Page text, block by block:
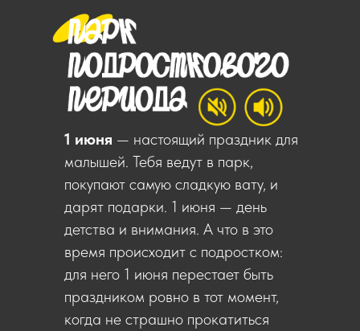
1 июня — настоящий праздник для
малышей. Тебя ведут в парк,
покупают самую сладкую вату, и
дарят подарки. 1 июня — день
детства и внимания. А что в это
время происходит с подростком:
для него 1 июня перестает быть
праздником ровно в тот момент,
когда не страшно прокатиться